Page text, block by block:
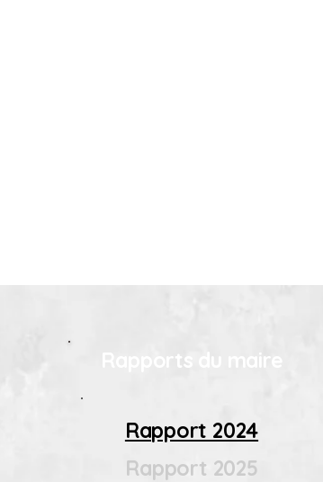
Rapports du maire
Rapport 2024
Rapport 2025